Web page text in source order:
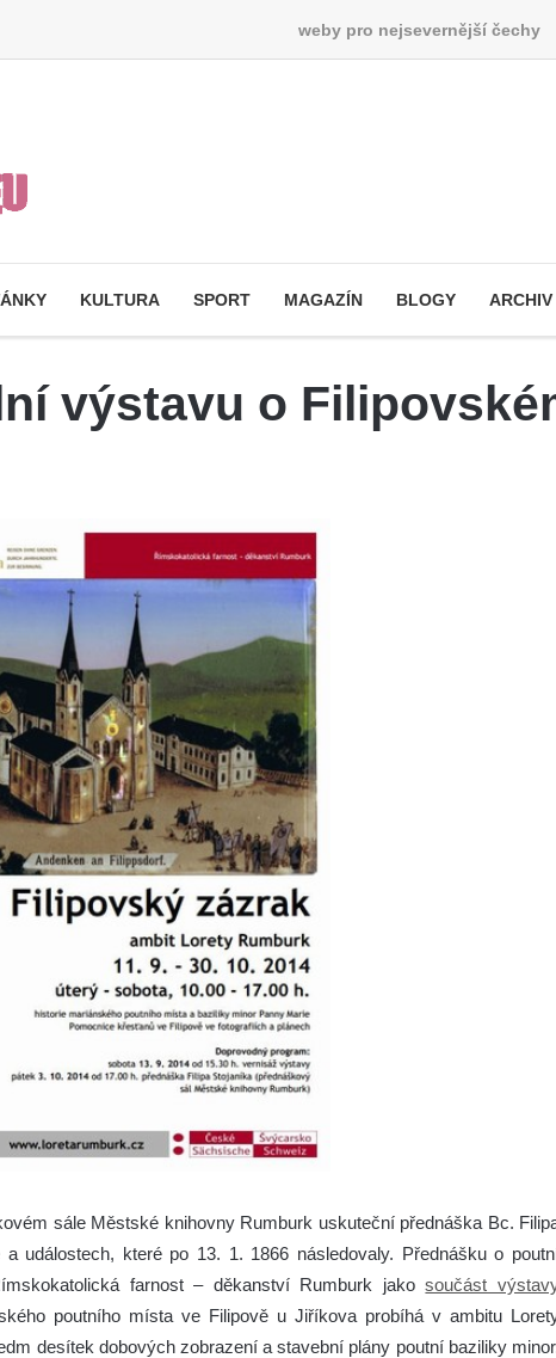
weby pro nejsevernější čechy
KULTURA SPORT MAGAZÍN BLOGY ARCHIV
výstavu o
sále Městské knihovny Rumburk uskuteční přednáška Bc.
událostech, které po 13. 1. 1866 následovaly. Přednášku o
farnost – děkanství Rumburk jakosoučást
poutního místa ve Filipově u Jiříkova probíhá v ambitu
desítek dobových zobrazení a stavební plány poutní baziliky